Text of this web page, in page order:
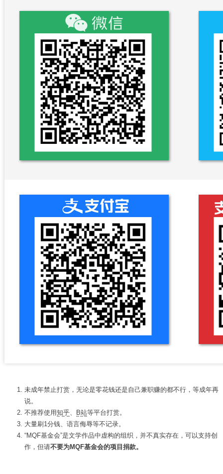
打赏本站
未成年禁止打赏，无论是零花钱还是自己兼职赚的都不行，等成年再
说。
不推荐使用知乎、 B站等平台打赏。
大量刷1分钱、语言侮辱等不记录。
“MQF基金会”是文学作品中虚构的组织，并不真实存在，可以支持创
作，但请不要为MQF基金会的项目捐款。